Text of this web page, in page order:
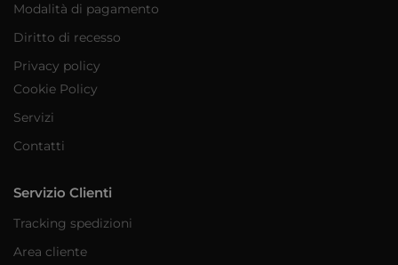
Modalità di pagamento
Diritto di recesso
Privacy policy
Cookie Policy
Servizi
Contatti
Servizio Clienti
Tracking spedizioni
Area cliente